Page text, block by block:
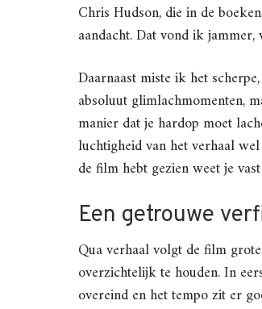
Chris Hudson, die in de
aandacht. Dat vond ik
Daarnaast miste ik het
absoluut glimlachmomenten,
manier dat je hardop moet
luchtigheid van het verhaal
de film hebt gezien weet je
Een getrouwe
Qua verhaal volgt de film
overzichtelijk te houden. In
overeind en het tempo zit er